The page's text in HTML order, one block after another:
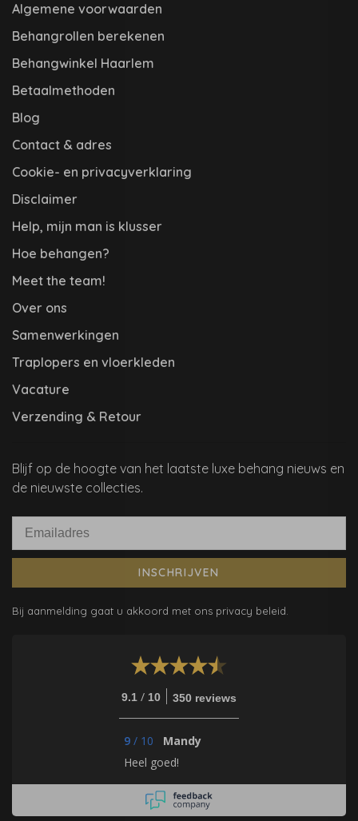
Algemene voorwaarden
Behangrollen berekenen
Behangwinkel Haarlem
Betaalmethoden
Blog
Contact & adres
Cookie- en privacyverklaring
Disclaimer
Help, mijn man is klusser
Hoe behangen?
Meet the team!
Over ons
Samenwerkingen
Traplopers en vloerkleden
Vacature
Verzending & Retour
Blijf op de hoogte van het laatste luxe behang nieuws en
de nieuwste collecties.
INSCHRIJVEN
Bij aanmelding gaat u akkoord met ons privacy beleid.
9.1 / 10 350 reviews
9 / 10
Mandy
Heel goed!